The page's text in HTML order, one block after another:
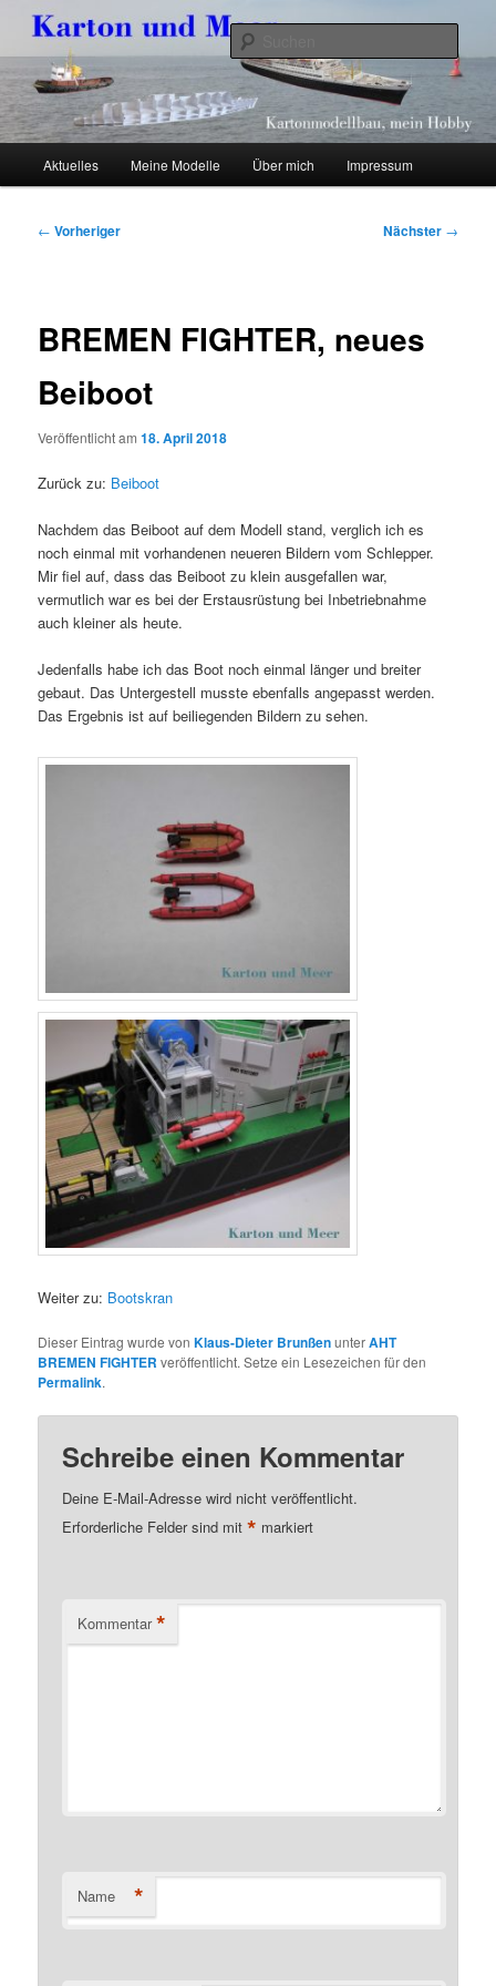
primären
Inhalt
springenKarton und Meer
Kartonmodellbau, mein Hobby
Aktuelles Meine Modelle Über mich Impressum
Beitragsnavigation
← Vorheriger Nächster →
BREMEN FIGHTER, neues
Beiboot
Veröffentlicht am18. April 2018
Zurück zu: Beiboot
Nachdem das Beiboot auf dem Modell stand, verglich ich es
noch einmal mit vorhandenen neueren Bildern vom Schlepper.
Mir fiel auf, dass das Beiboot zu klein ausgefallen war,
vermutlich war es bei der Erstausrüstung bei Inbetriebnahme
auch kleiner als heute.
Jedenfalls habe ich das Boot noch einmal länger und breiter
gebaut. Das Untergestell musste ebenfalls angepasst werden.
Das Ergebnis ist auf beiliegenden Bildern zu sehen.
Weiter zu: Bootskran
Dieser Eintrag wurde vonKlaus-Dieter BrunßenunterAHT
BREMEN FIGHTER veröffentlicht. Setze ein Lesezeichen für den
Permalink.
Schreibe einen Kommentar
Deine E-Mail-Adresse wird nicht veröffentlicht.
Erforderliche Felder sind mit* markiert
Kommentar *
Name *